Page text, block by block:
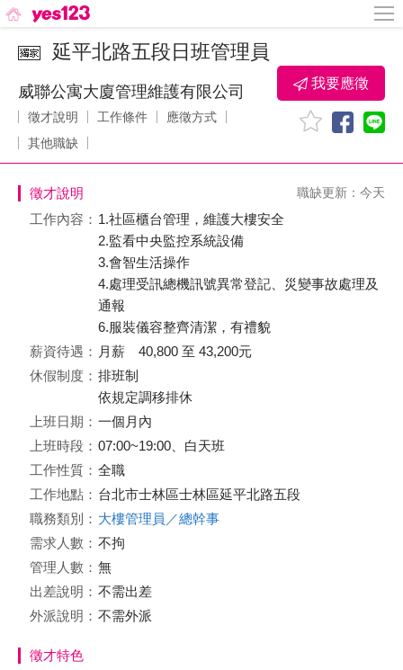
延平北路五段日班管理員
威聯公寓大廈管理維護有限公司
徵才說明 工作條件
應徵方式
其他職缺
我要應徵
徵才說明 職缺更新：今天
工作內容： 1.社區櫃台管理，維護大樓安全
2.監看中央監控系統設備
3.會智生活操作
4.處理受訊總機訊號異常登記、災變事故處理及
通報
6.服裝儀容整齊清潔，有禮貌
薪資待遇： 月薪 40,800 至 43,200元
休假制度： 排班制
依規定調移排休
上班日期： 一個月內
上班時段： 07:00~19:00、白天班
工作性質： 全職
工作地點： 台北市士林區士林區延平北路五段
職務類別： 大樓管理員／總幹事
需求人數： 不拘
管理人數： 無
出差說明： 不需出差
外派說明： 不需外派
徵才特色